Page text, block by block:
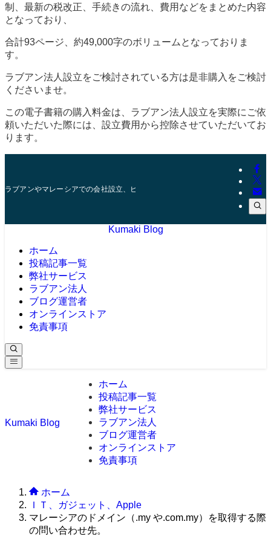
制、最新の税改正、手続きの流れ、費用などをまとめた内容
となっており、
合計93ページ、約49,000字のボリュームとなっておりま
す。
ラブアン法人設立をご検討されている方は是非購入をご検討
くださいませ。
この電子書籍の購入料金は、ラブアン法人設立を実際にご依
頼いただいた際には、設立費用から控除させていただいてお
ります。
ラブアンやマレーシアでの会社設立、ビザ、口座開設などを10年以上の実績を
Kumaki Blog
ホーム
投稿記事一覧
弊社サービス
ラブアン法人
ブログ運営者
オンラインストア
免責事項
Kumaki Blog
ホーム
投稿記事一覧
弊社サービス
ラブアン法人
ブログ運営者
オンラインストア
免責事項
ホーム
ＩＴ、ガジェット、Apple
マレーシアのドメイン（.my や.com.my）を取得する際
の問い合わせ先。